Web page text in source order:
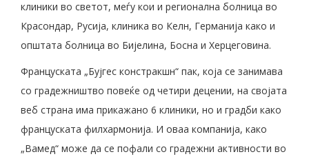
клиники во светот, меѓу кои и регионална болница во
Красондар, Русија, клиника во Келн, Германија како и
општата болница во Бијелина, Босна и Херцеговина.
Француската „Бујгес констракшн“ пак, која се занимава
со градежништво повеќе од четири децении, на својата
веб страна има прикажано 6 клиники, но и градби како
француската филхармонија. И оваа компанија, како
„Вамед“ може да се пофали со градежни активности во